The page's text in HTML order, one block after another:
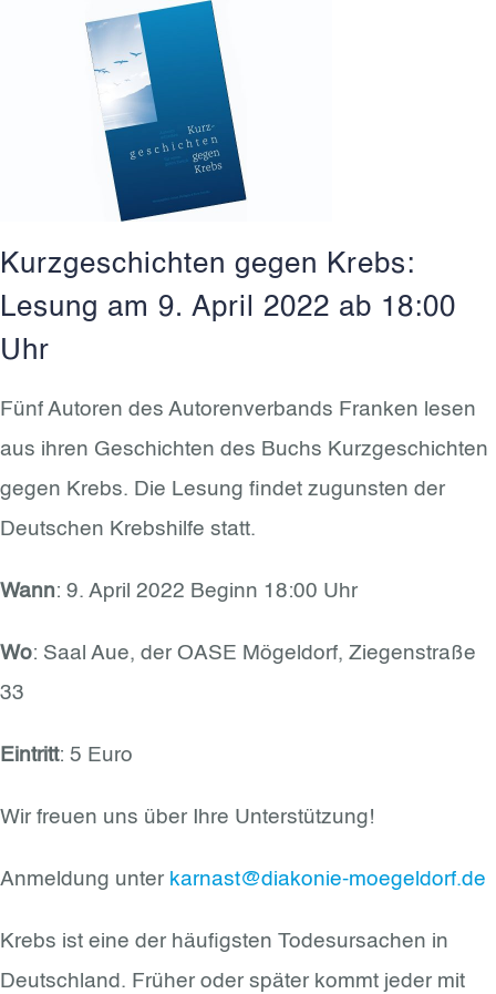
Kurzgeschichten gegen Krebs:
Lesung am 9. April 2022 ab 18:00
Uhr
Fünf Autoren des Autorenverbands Franken lesen
aus ihren Geschichten des Buchs Kurzgeschichten
gegen Krebs. Die Lesung findet zugunsten der
Deutschen Krebshilfe statt.
Wann: 9. April 2022 Beginn 18:00 Uhr
Wo: Saal Aue, der OASE Mögeldorf, Ziegenstraße
33
Eintritt: 5 Euro
Wir freuen uns über Ihre Unterstützung!
Anmeldung unter karnast@diakonie-moegeldorf.de
Krebs ist eine der häufigsten Todesursachen in
Deutschland. Früher oder später kommt jeder mit